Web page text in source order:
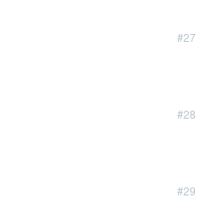
#27
#28
#29